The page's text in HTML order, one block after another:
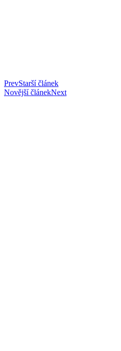
PrevStarší článek
Novější článekNext